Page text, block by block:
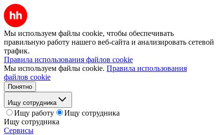
Мы используем файлы cookie, чтобы обеспечивать
правильную работу нашего веб-сайта и анализировать сетевой
трафик.
Правила использования файлов cookie
Мы используем файлы cookie. Правила использования
файлов cookie
Понятно
Ищу сотрудника
Ищу работу
Ищу сотрудника
Ищу сотрудника
Сервисы